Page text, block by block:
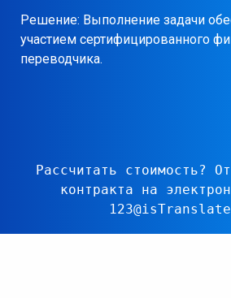
Решение: Выполнение задачи
участием сертифицированного
переводчика.
Рассчитать стоимость?
контракта на